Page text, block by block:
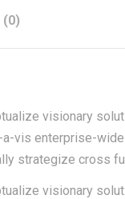
(0)
visionary
vis enterprise-
strategize cross
visionary